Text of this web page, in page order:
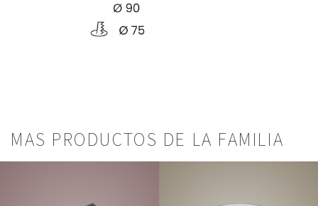
MAS PRODUCTOS DE LA FAMILIA